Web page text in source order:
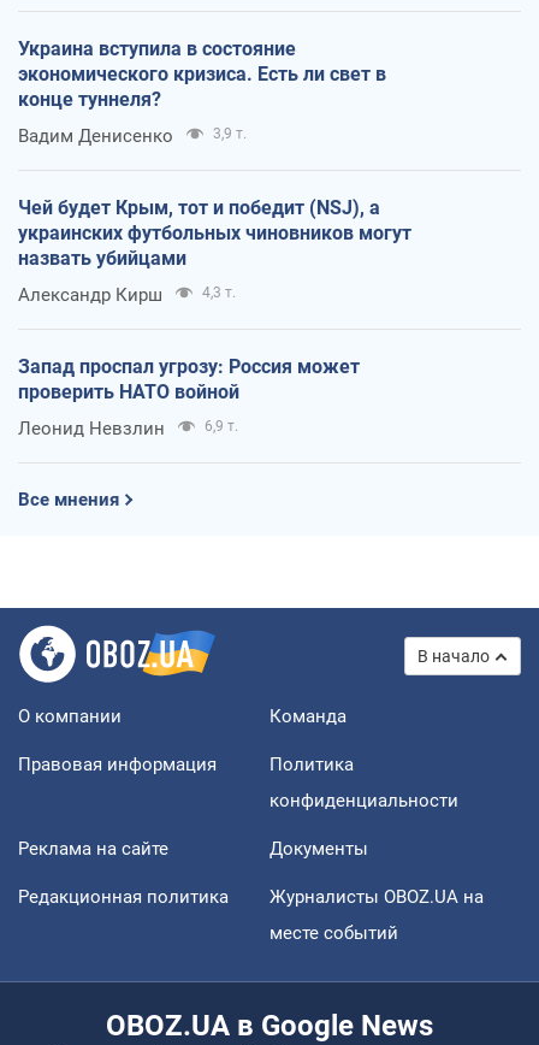
Украина вступила в состояние
экономического кризиса. Есть ли свет в
конце туннеля?
Вадим Денисенко 3,9 т.
Чей будет Крым, тот и победит (NSJ), а
украинских футбольных чиновников могут
назвать убийцами
Александр Кирш 4,3 т.
Запад проспал угрозу: Россия может
проверить НАТО войной
Леонид Невзлин 6,9 т.
Все мнения
В начало
О компании Команда
Правовая информация
Политика
конфиденциальности
Реклама на сайте Документы
Редакционная политика
Журналисты OBOZ.UA на
месте событий
OBOZ.UA в Google News